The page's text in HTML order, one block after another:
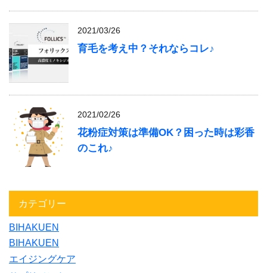
2021/03/26
育毛を考え中？それならコレ♪
2021/02/26
花粉症対策は準備OK？困った時は彩香
のこれ♪
カテゴリー
BIHAKUEN
BIHAKUEN
エイジングケア